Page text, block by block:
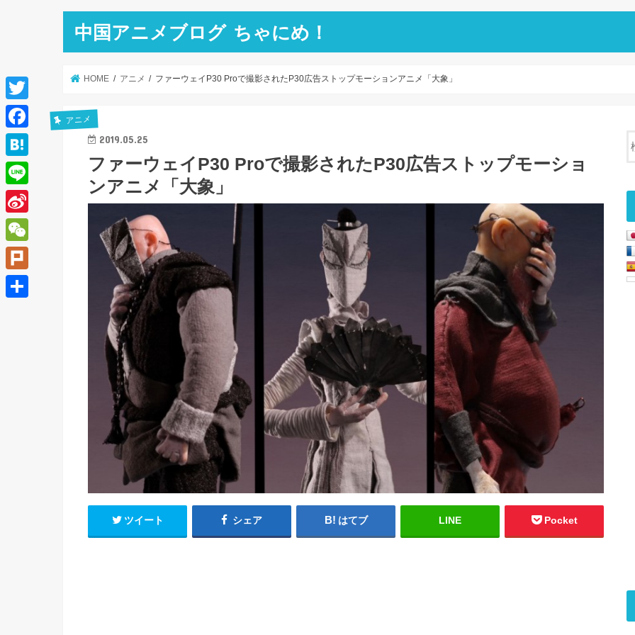
中国アニメブログ ちゃにめ！
HOME アニメ ファーウェイP30 Proで撮影されたP30広告ストップモーションアニメ「大象」
アニメ
2019.05.25
ファーウェイP30 Proで撮影されたP30広告ストップモーショ
ンアニメ「大象」
ツイート シェア はてブ LINE Pocket
T
w
i
t
e
r
F
a
c
e
b
o
o
k
H
a
t
e
a
L
i
n
e
S
i
n
a
W
e
C
P